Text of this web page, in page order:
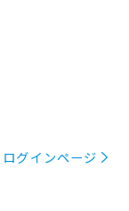
グインページ